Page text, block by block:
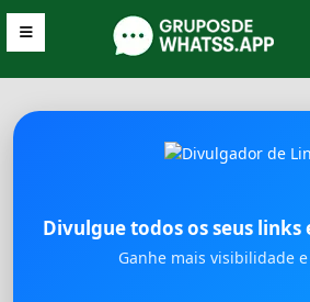
Divulgue todos os seus links
Ganhe mais visibilidade